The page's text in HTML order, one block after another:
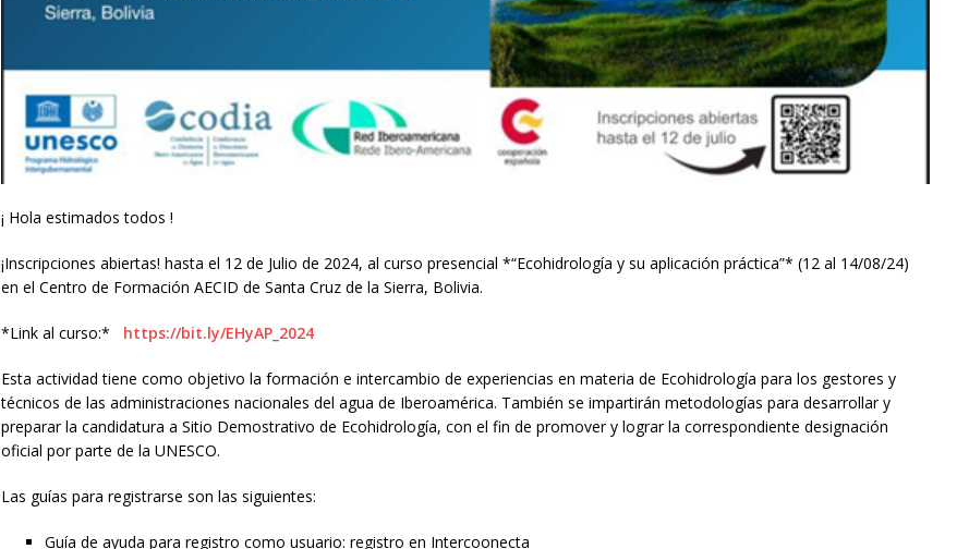
¡ Hola estimados todos !
¡Inscripciones abiertas! hasta el 12 de Julio de 2024, al curso presencial *“Ecohidrología y su aplicación práctica”* (12 al 14/08/24)
en el Centro de Formación AECID de Santa Cruz de la Sierra, Bolivia.
*Link al curso:* https://bit.ly/EHyAP_2024
Esta actividad tiene como objetivo la formación e intercambio de experiencias en materia de Ecohidrología para los gestores y
técnicos de las administraciones nacionales del agua de Iberoamérica. También se impartirán metodologías para desarrollar y
preparar la candidatura a Sitio Demostrativo de Ecohidrología, con el fin de promover y lograr la correspondiente designación
oficial por parte de la UNESCO.
Las guías para registrarse son las siguientes:
Guía de ayuda para registro como usuario: registro en Intercoonecta